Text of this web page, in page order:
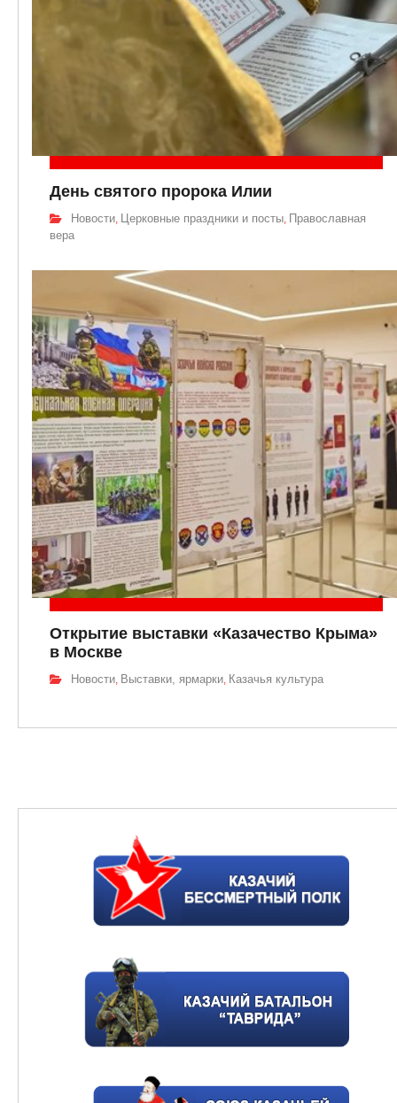
День святого пророка Илии
Новости, Церковные праздники и посты, Православная
вера
Открытие выставки «Казачество Крыма»
в Москве
Новости Выставки, ярмарки Казачья культура